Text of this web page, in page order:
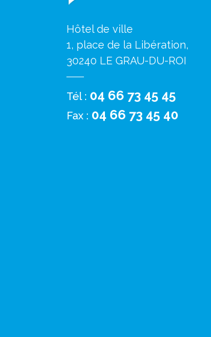
Hôtel de ville
1, place de la Libération,
30240 LE GRAU-DU-ROI
Tél : 04 66 73 45 45
Fax : 04 66 73 45 40